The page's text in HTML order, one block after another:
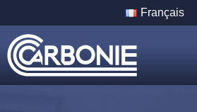
Français